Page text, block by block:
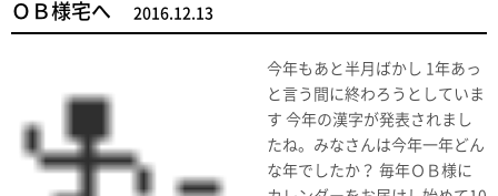
ＯＢ様宅へ 2016.12.13
今年もあと半月ばかし 1年あっ
と言う間に終わろうとしていま
す 今年の漢字が発表されまし
たね。みなさんは今年一年どん
な年でしたか？ 毎年ＯＢ様に